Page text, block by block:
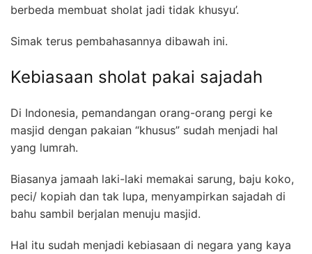
berbeda membuat sholat jadi tidak khusyu’.
Simak terus pembahasannya dibawah ini.
Kebiasaan sholat pakai sajadah
Di Indonesia, pemandangan orang-orang pergi ke
masjid dengan pakaian “khusus” sudah menjadi hal
yang lumrah.
Biasanya jamaah laki-laki memakai sarung, baju koko,
peci/ kopiah dan tak lupa, menyampirkan sajadah di
bahu sambil berjalan menuju masjid.
Hal itu sudah menjadi kebiasaan di negara yang kaya